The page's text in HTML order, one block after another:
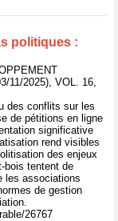
politiques :
11/2025), VOL. 16,
des conflits sur les
de pétitions en ligne
significative
rend visibles
des enjeux
bois tentent de
les associations
de gestion
26767